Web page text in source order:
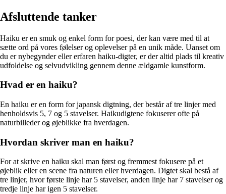
Afsluttende tanker
Haiku er en smuk og enkel form for poesi, der kan være med til at
sætte ord på vores følelser og oplevelser på en unik måde. Uanset om
du er nybegynder eller erfaren haiku-digter, er der altid plads til kreativ
udfoldelse og selvudvikling gennem denne ældgamle kunstform.
Hvad er en haiku?
En haiku er en form for japansk digtning, der består af tre linjer med
henholdsvis 5, 7 og 5 stavelser. Haikudigtene fokuserer ofte på
naturbilleder og øjeblikke fra hverdagen.
Hvordan skriver man en haiku?
For at skrive en haiku skal man først og fremmest fokusere på et
øjeblik eller en scene fra naturen eller hverdagen. Digtet skal bestå af
tre linjer, hvor første linje har 5 stavelser, anden linje har 7 stavelser og
tredje linje har igen 5 stavelser.